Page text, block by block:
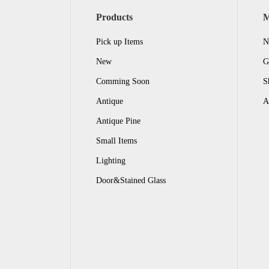
Products
Pick up Items
New
Comming Soon
Antique
Antique Pine
Small Items
Lighting
Door&Stained Glass